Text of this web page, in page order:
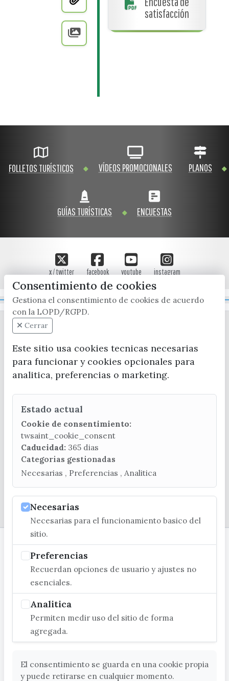
satisfacción
FOLLETOS TURÍSTICOS VÍDEOS PROMOCIONALES PLANOS
GUÍAS TURÍSTICAS ENCUESTAS
x / twitter facebook youtube instagram
Mapa Web
(+34) 952 541 104
turismo@velezmalaga.es
C/ Poniente, 2. CP 29740 - Torre del Mar
© EXCMO. AYUNTAMIENTO DE VÉLEZ-MÁLAGA
Consentimiento de cookies
Gestiona el consentimiento de cookies de acuerdo
con la LOPD/RGPD.
Cerrar
Este sitio usa cookies tecnicas necesarias
para funcionar y cookies opcionales para
analitica, preferencias o marketing.
Estado actual
Cookie de consentimiento:
twsaint_cookie_consent
Caducidad: 365 dias
Categorias gestionadas
Necesarias , Preferencias , Analitica
Necesarias
Necesarias para el funcionamiento basico del
sitio.
Preferencias
Recuerdan opciones de usuario y ajustes no
esenciales.
Analitica
Permiten medir uso del sitio de forma
agregada.
El consentimiento se guarda en una cookie propia
y puede retirarse en cualquier momento.